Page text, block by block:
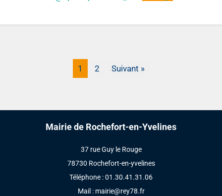
1 2 Suivant »
Mairie de Rochefort-en-Yvelines
37 rue Guy le Rouge
78730 Rochefort-en-yvelines
Téléphone : 01.30.41.31.06
Mail : mairie@rey78.fr